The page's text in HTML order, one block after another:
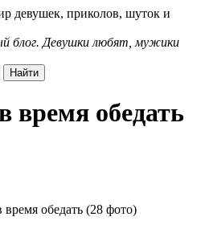
девушек, приколов, шуток и
блог. Девушки любят, мужики
время обедать